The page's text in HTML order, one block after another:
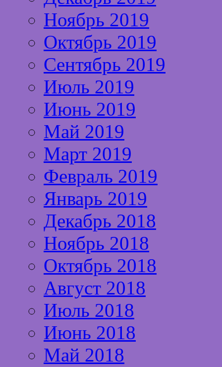
Ноябрь 2019
Октябрь 2019
Сентябрь 2019
Июль 2019
Июнь 2019
Май 2019
Март 2019
Февраль 2019
Январь 2019
Декабрь 2018
Ноябрь 2018
Октябрь 2018
Август 2018
Июль 2018
Июнь 2018
Май 2018